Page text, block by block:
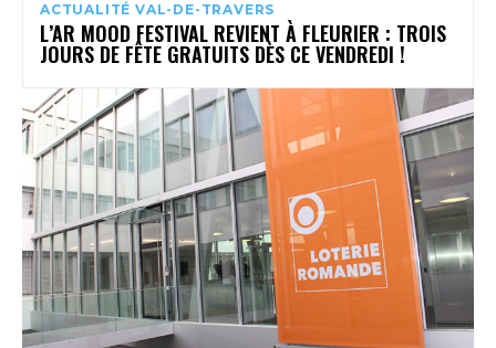
ACTUALITÉ VAL-DE-TRAVERS
L’AR MOOD FESTIVAL REVIENT À FLEURIER : TROIS
JOURS DE FÊTE GRATUITS DÈS CE VENDREDI !